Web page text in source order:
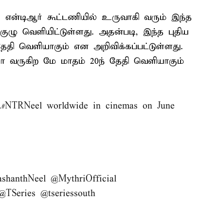
கூட்டணியில் உருவாகி வரும் இந்த
வெளியிட்டுள்ளது. அதன்படி, இந்த புதிய
வெளியாகும் என அறிவிக்கப்பட்டுள்ளது.
மே மாதம் 20ந் தேதி வெளியாகும்
#NTRNeel worldwide in cinemas on June
@MythriOfficial
@tseriessouth